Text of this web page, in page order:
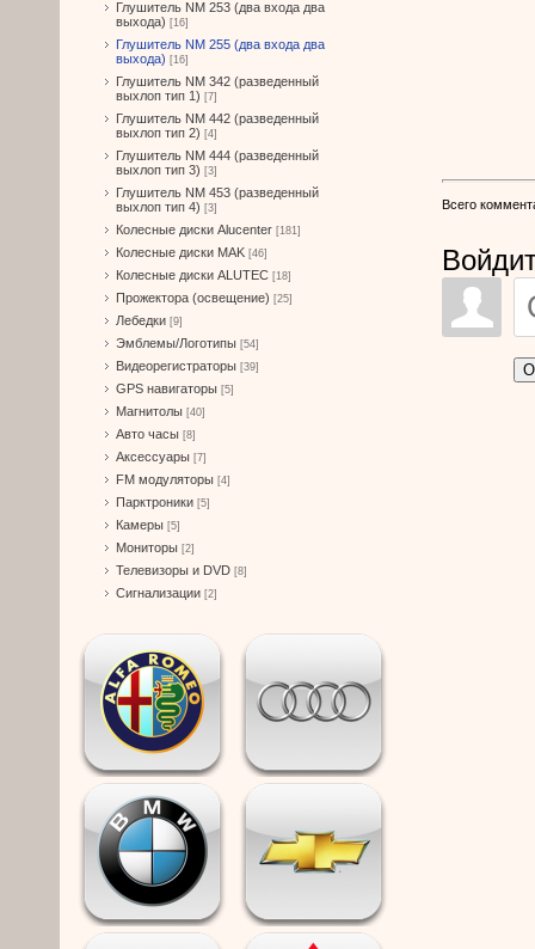
Глушитель NM 253 (два входа два
выхода) [16]
Глушитель NM 255 (два входа два
выхода) [16]
Глушитель NM 342 (разведенный
выхлоп тип 1) [7]
Глушитель NM 442 (разведенный
выхлоп тип 2) [4]
Глушитель NM 444 (разведенный
выхлоп тип 3) [3]
Глушитель NM 453 (разведенный
выхлоп тип 4) [3]
Колесные диски Alucenter [181]
Колесные диски MAK [46]
Колесные диски ALUTEC [18]
Прожектора (освещение) [25]
Лебедки [9]
Эмблемы/Логотипы [54]
Видеорегистраторы [39]
GPS навигаторы [5]
Магнитолы [40]
Авто часы [8]
Аксессуары [7]
FM модуляторы [4]
Парктроники [5]
Камеры [5]
Мониторы [2]
Телевизоры и DVD [8]
Сигнализации [2]
Всего